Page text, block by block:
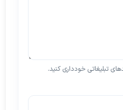
تبلیغاتی خودداری کنید.